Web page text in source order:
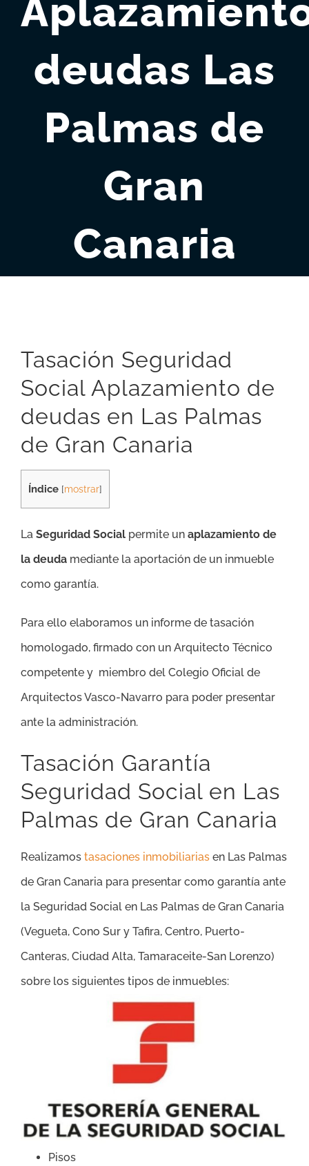
deudas Las
Palmas de
Gran
Canaria
Tasación Seguridad
Social Aplazamiento de
deudas en Las Palmas
de Gran Canaria
Índice [mostrar]
La Seguridad Social permite un aplazamiento de
la deuda mediante la aportación de un inmueble
como garantía.
Para ello elaboramos un informe de tasación
homologado, firmado con un Arquitecto Técnico
competente y miembro del Colegio Oficial de
Arquitectos Vasco-Navarro para poder presentar
ante la administración.
Tasación Garantía
Seguridad Social en Las
Palmas de Gran Canaria
Realizamos tasaciones inmobiliarias en Las Palmas
de Gran Canaria para presentar como garantía ante
la Seguridad Social en Las Palmas de Gran Canaria
(Vegueta, Cono Sur y Tafira, Centro, Puerto-
Canteras, Ciudad Alta, Tamaraceite-San Lorenzo)
sobre los siguientes tipos de inmuebles:
Pisos